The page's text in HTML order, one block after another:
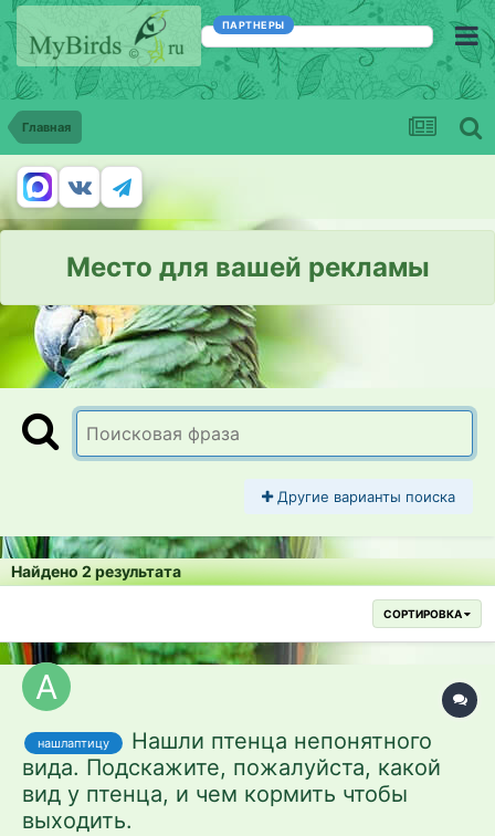
ПАРТНЕРЫ
Главная
Место для вашей рекламы
Другие варианты поиска
Найдено 2 результата
СОРТИРОВКА
нашлаптицу
Нашли птенца непонятного
вида. Подскажите, пожалуйста, какой
вид у птенца, и чем кормить чтобы
выходить.